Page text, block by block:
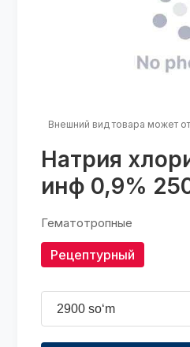
Внешний вид товара может
Натрия
инф 0,9%
Гематотропные
Рецептурный